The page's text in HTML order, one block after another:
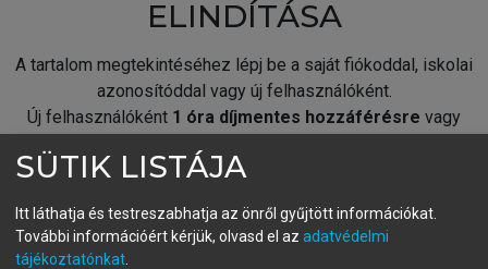
ELINDÍTÁSA
A tartalom megtekintéséhez lépj be a saját fiókoddal, iskolai
azonosítóddal vagy új felhasználóként.
Új felhasználóként 1 óra díjmentes hozzáférésre vagy
fiókoddal,vagy hozz létre új fiókot.
A regisztráció után apróbaidőszakautomatikusan
SÜTIK LISTÁJA
Itt láthatja és testreszabhatja az önről gyűjtött információkat.
További információért kérjük, olvasd el az adatvédelmi
tájékoztatónkat